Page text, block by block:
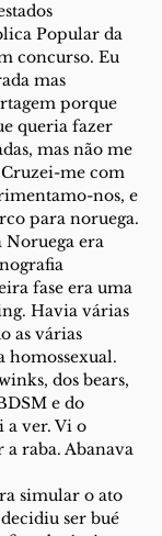
Popular da
concurso. Eu
mas
porque
queria fazer
mas não me
me com
nos, e
para noruega.
Noruega era
fase era uma
Havia várias
as várias
homossexual.
dos bears,
e do
a ver. Vi o
a raba. Abanava
simular o ato
ser bué